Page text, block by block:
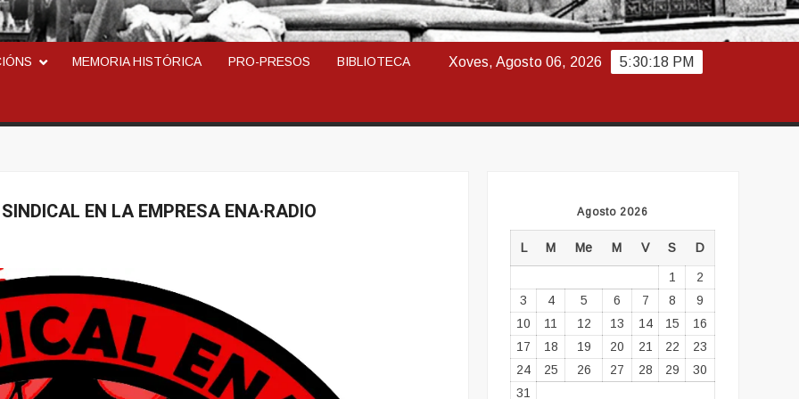
DEL TRABAJO
MEMORIA HISTÓRICA PRO-PRESOS BIBLIOTECA 5:30:19 PM
Xoves, Agosto 06, 2026
EN LA EMPRESA ENA·RADIO Agosto 2026
L M Me M V S D
1
2
3
4 5 6 7 8
9
10
11 12 13 14 15
16
17
18 19 20 21 22
23
24
25 26 27 28 29
30
31